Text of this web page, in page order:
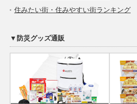
住みたい街・住みやすい街ランキング
▼防災グッズ通販